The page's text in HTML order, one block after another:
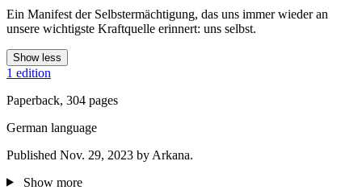
Ein Manifest der Selbstermächtigung, das uns immer wieder an
unsere wichtigste Kraftquelle erinnert: uns selbst.
Show less
1 edition
Paperback, 304 pages
German language
Published Nov. 29, 2023 by Arkana.
Show more